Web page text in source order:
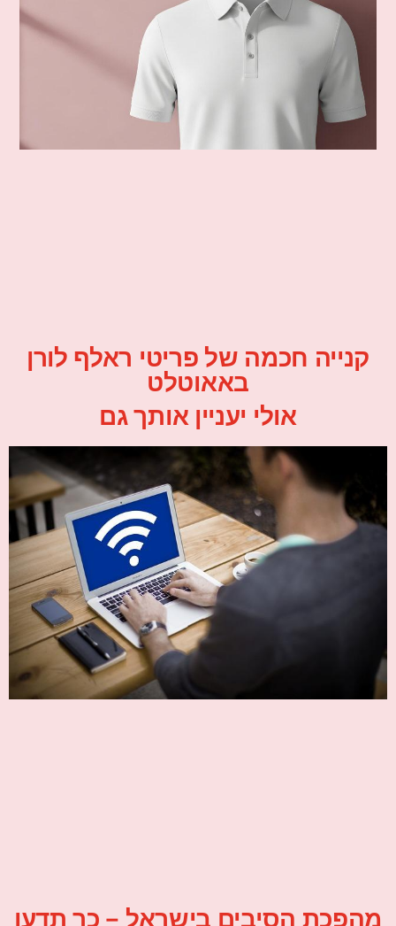
קנייה חכמה של פריטי ראלף לורן
באאוטלט
אולי יעניין אותך גם
מהפכת הסיבים בישראל – כך תדעו